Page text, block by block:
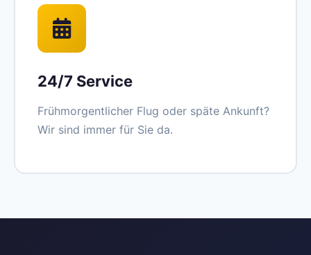
24/7 Service
Frühmorgentlicher Flug oder späte Ankunft?
Wir sind immer für Sie da.